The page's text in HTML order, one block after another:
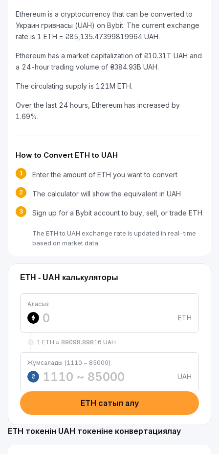
Ethereum is a cryptocurrency that can be converted to
Украин гривнасы (UAH) on Bybit. The current exchange
rate is 1 ETH = ₴85,135.47399819964 UAH.
Ethereum has a market capitalization of ₴10.31T UAH and
a 24-hour trading volume of ₴384.93B UAH.
The circulating supply is 121M ETH.
Over the last 24 hours, Ethereum has increased by
1.69%.
How to Convert ETH to UAH
1 Enter the amount of ETH you want to convert
2 The calculator will show the equivalent in UAH
3 Sign up for a Bybit account to buy, sell, or trade ETH
The ETH to UAH exchange rate is updated in real-time
based on market data.
ETH - UAH калькуляторы
Аласыз
ETH
1 ETH ≈ 89098.89816 UAH
Жұмсалады (1110 ~ 85000)
₴
UAH
ETH сатып алу
ETH токенін UAH токеніне конвертациялау